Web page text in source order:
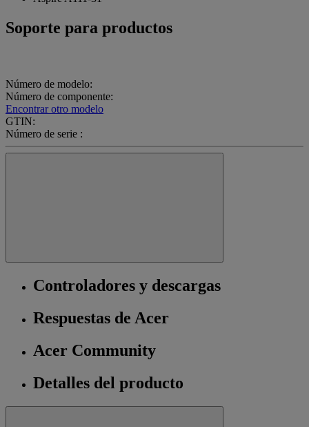
Soporte para productos
Número de modelo:
Número de componente:
Encontrar otro modelo
GTIN:
Número de serie :
Controladores y descargas
Respuestas de Acer
Acer Community
Detalles del producto